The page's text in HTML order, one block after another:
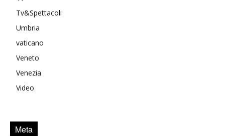
Tv&Spettacoli
Umbria
vaticano
Veneto
Venezia
Video
Meta